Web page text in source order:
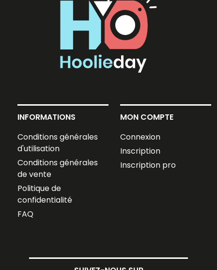
INFORMATIONS
Conditions générales
d'utilisation
Conditions générales
de vente
Politique de
confidentialité
FAQ
MON COMPTE
Connexion
Inscription
Inscription pro